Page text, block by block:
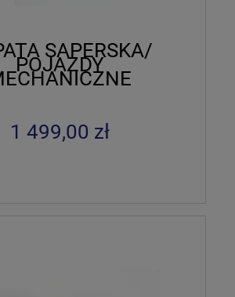
SAPERSKA/
POJAZDY
1 499,00 zł